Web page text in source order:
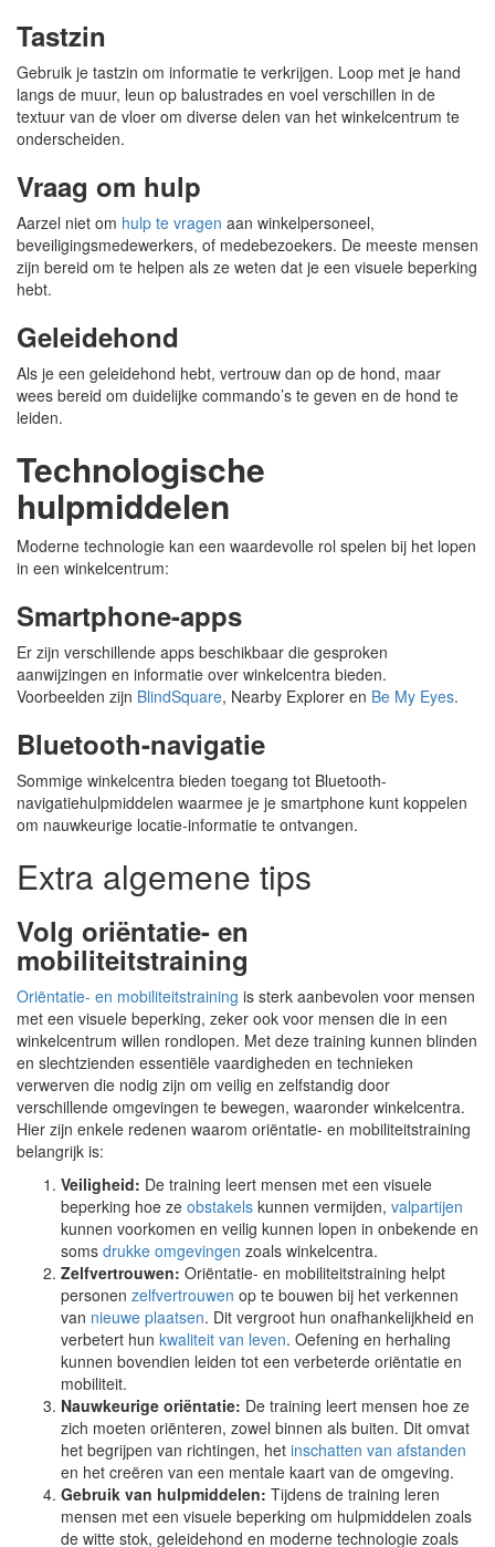
Tastzin
Gebruik je tastzin om informatie te verkrijgen. Loop met je hand
langs de muur, leun op balustrades en voel verschillen in de
textuur van de vloer om diverse delen van het winkelcentrum te
onderscheiden.
Vraag om hulp
Aarzel niet om hulp te vragen aan winkelpersoneel,
beveiligingsmedewerkers, of medebezoekers. De meeste mensen
zijn bereid om te helpen als ze weten dat je een visuele beperking
hebt.
Geleidehond
Als je een geleidehond hebt, vertrouw dan op de hond, maar
wees bereid om duidelijke commando’s te geven en de hond te
leiden.
Technologische
hulpmiddelen
Moderne technologie kan een waardevolle rol spelen bij het lopen
in een winkelcentrum:
Smartphone-apps
Er zijn verschillende apps beschikbaar die gesproken
aanwijzingen en informatie over winkelcentra bieden.
Voorbeelden zijn BlindSquare, Nearby Explorer en Be My Eyes.
Bluetooth-navigatie
Sommige winkelcentra bieden toegang tot Bluetooth-
navigatiehulpmiddelen waarmee je je smartphone kunt koppelen
om nauwkeurige locatie-informatie te ontvangen.
Extra algemene tips
Volg oriëntatie- en
mobiliteitstraining
Oriëntatie- en mobiliteitstraining is sterk aanbevolen voor mensen
met een visuele beperking, zeker ook voor mensen die in een
winkelcentrum willen rondlopen. Met deze training kunnen blinden
en slechtzienden essentiële vaardigheden en technieken
verwerven die nodig zijn om veilig en zelfstandig door
verschillende omgevingen te bewegen, waaronder winkelcentra.
Hier zijn enkele redenen waarom oriëntatie- en mobiliteitstraining
belangrijk is:
Veiligheid: De training leert mensen met een visuele
beperking hoe ze obstakels kunnen vermijden, valpartijen
kunnen voorkomen en veilig kunnen lopen in onbekende en
soms drukke omgevingen zoals winkelcentra.
Zelfvertrouwen: Oriëntatie- en mobiliteitstraining helpt
personen zelfvertrouwen op te bouwen bij het verkennen
van nieuwe plaatsen. Dit vergroot hun onafhankelijkheid en
verbetert hun kwaliteit van leven. Oefening en herhaling
kunnen bovendien leiden tot een verbeterde oriëntatie en
mobiliteit.
Nauwkeurige oriëntatie: De training leert mensen hoe ze
zich moeten oriënteren, zowel binnen als buiten. Dit omvat
het begrijpen van richtingen, het inschatten van afstanden
en het creëren van een mentale kaart van de omgeving.
Gebruik van hulpmiddelen: Tijdens de training leren
mensen met een visuele beperking om hulpmiddelen zoals
de witte stok, geleidehond en moderne technologie zoals